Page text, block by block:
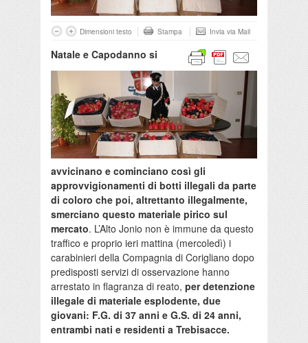
Dimensioni testo Stampa Invia via Mail
Natale e Capodanno si
avvicinano e cominciano così gli
approvvigionamenti di botti illegali da parte
di coloro che poi, altrettanto illegalmente,
smerciano questo materiale pirico sul
mercato. L’Alto Jonio non è immune da questo
traffico e proprio ieri mattina (mercoledì) i
carabinieri della Compagnia di Corigliano dopo
predisposti servizi di osservazione hanno
arrestato in flagranza di reato, per detenzione
illegale di materiale esplodente, due
giovani: F.G. di 37 anni e G.S. di 24 anni,
entrambi nati e residenti a Trebisacce.